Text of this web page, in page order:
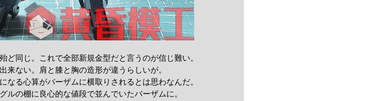
ど同じ。これで全部新規金型だと言うのが信じ難い。
来ない。肩と膝と胸の造形が違うらしいが。
なる心算がバーザムに横取りされるとは思わなんだ。
ルの棚に良心的な値段で並んでいたバーザムに。